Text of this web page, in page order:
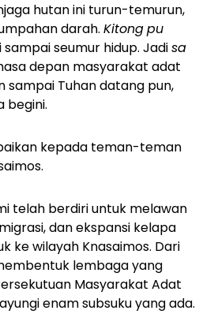
hutan ini turun-temurun,
darah. Kitongpu
seumur hidup. Jadisa
depan masyarakat adat
sampai Tuhan datang pun,
begini.
kepada teman-teman
telah berdiri untuk melawan
dan ekspansi kelapa
ke wilayah Knasaimos. Dari
lembaga yang
Masyarakat Adat
enam subsuku yang ada.